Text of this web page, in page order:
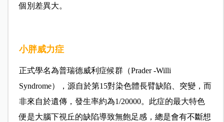
個別差異大。
小胖威力症
正式學名為普瑞德威利症候群（Prader -Willi
Syndrome），源自於第15對染色體長臂缺陷、突變，而
非來自於遺傳，發生率約為1/20000。此症的最大特色
便是大腦下視丘的缺陷導致無飽足感，總是會有不斷想